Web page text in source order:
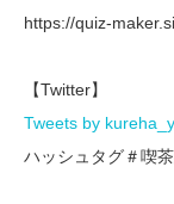
https://quiz-
【Twitter】
Tweets by
ハッシュタグ＃喫